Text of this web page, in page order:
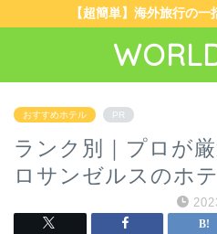
【超簡単】海外旅行の
おすすめホテル PR
ランク別｜プロが
ロサンゼルスのホ